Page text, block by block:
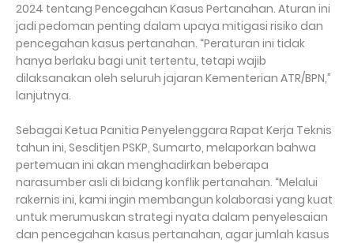
2024 tentang Pencegahan Kasus Pertanahan. Aturan ini
jadi pedoman penting dalam upaya mitigasi risiko dan
pencegahan kasus pertanahan. “Peraturan ini tidak
hanya berlaku bagi unit tertentu, tetapi wajib
dilaksanakan oleh seluruh jajaran Kementerian ATR/BPN,”
lanjutnya.
Sebagai Ketua Panitia Penyelenggara Rapat Kerja Teknis
tahun ini, Sesditjen PSKP, Sumarto, melaporkan bahwa
pertemuan ini akan menghadirkan beberapa
narasumber asli di bidang konflik pertanahan. “Melalui
rakernis ini, kami ingin membangun kolaborasi yang kuat
untuk merumuskan strategi nyata dalam penyelesaian
dan pencegahan kasus pertanahan, agar jumlah kasus